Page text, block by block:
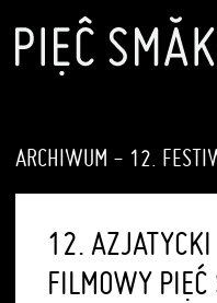
ARCHIWUM - 12.
12.
FILMOWY